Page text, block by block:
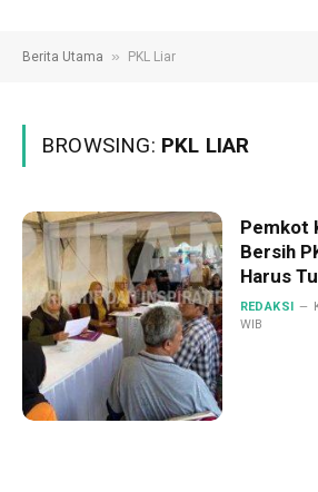
Berita Utama » PKL Liar
BROWSING: PKL LIAR
Pemkot
Bersih
Harus
REDAKSI
WIB